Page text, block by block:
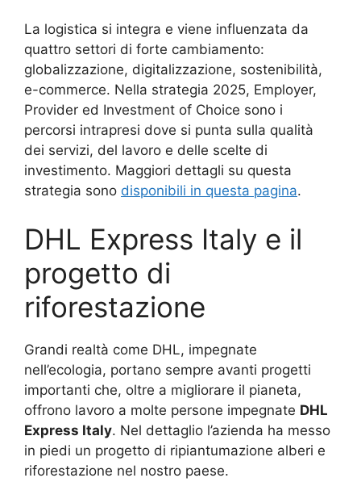
La logistica si integra e viene influenzata da
quattro settori di forte cambiamento:
globalizzazione, digitalizzazione, sostenibilità,
e-commerce. Nella strategia 2025, Employer,
Provider ed Investment of Choice sono i
percorsi intrapresi dove si punta sulla qualità
dei servizi, del lavoro e delle scelte di
investimento. Maggiori dettagli su questa
strategia sono disponibili in questa pagina.
DHL Express Italy e il
progetto di
riforestazione
Grandi realtà come DHL, impegnate
nell’ecologia, portano sempre avanti progetti
importanti che, oltre a migliorare il pianeta,
offrono lavoro a molte persone impegnate DHL
Express Italy. Nel dettaglio l’azienda ha messo
in piedi un progetto di ripiantumazione alberi e
riforestazione nel nostro paese.